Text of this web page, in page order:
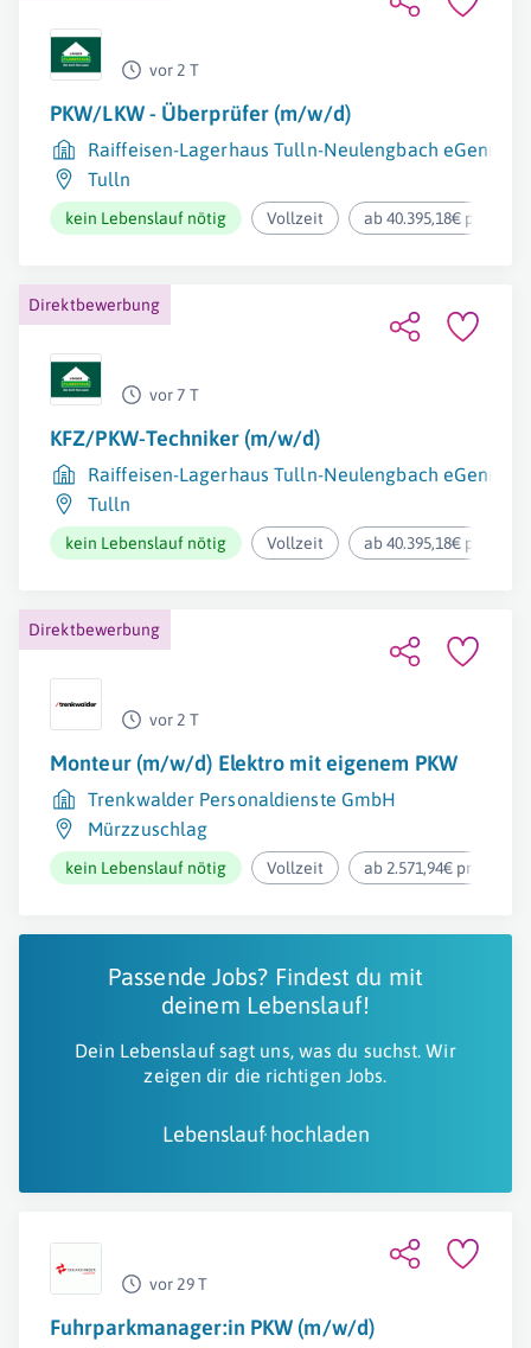
vor 2 T
PKW/LKW - Überprüfer (m/w/d)
Raiffeisen-Lagerhaus Tulln-Neulengbach eGenmbH
Tulln
kein Lebenslauf nötig Vollzeit ab 40.395,18€ pro Jahr
Direktbewerbung
vor 7 T
KFZ/PKW-Techniker (m/w/d)
Raiffeisen-Lagerhaus Tulln-Neulengbach eGenmbH
Tulln
kein Lebenslauf nötig Vollzeit ab 40.395,18€ pro Jahr
Direktbewerbung
vor 2 T
Monteur (m/w/d) Elektro mit eigenem PKW
Trenkwalder Personaldienste GmbH
Mürzzuschlag
kein Lebenslauf nötig Vollzeit ab 2.571,94€ pro
Passende Jobs? Findest du mit
deinem Lebenslauf!
Dein Lebenslauf sagt uns, was du suchst. Wir
zeigen dir die richtigen Jobs.
Lebenslauf hochladen
vor 29 T
Fuhrparkmanager:in PKW (m/w/d)